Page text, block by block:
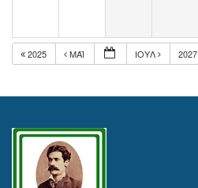
2025 ΜΆΙ ΙΟΎΛ 2027